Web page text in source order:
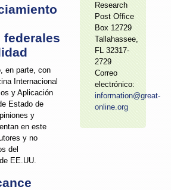
federales
en parte, con
Internacional
y Aplicación
Estado de
y
en este
y no
del
EE.UU.
Research
Post Office
Box 12729
Tallahassee,
FL 32317-
2729
Correo
electrónico:
information@great-
online.org